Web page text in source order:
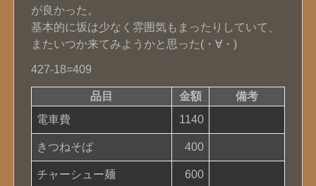
が良かった。
基本的に坂は少なく雰囲気もまったりしていて、
またいつか来てみようかと思った(・∀・)
427-18=409
品目 金額
備考
電車費
1140
きつねそば 400
チャーシュー麺 600